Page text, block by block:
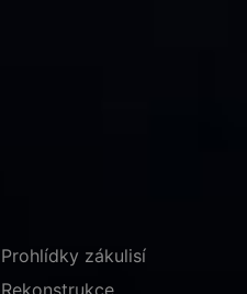
Prohlídky zákulisí